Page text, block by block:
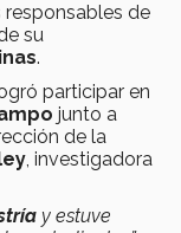
responsables de
su
.
participar en
junto a
de la
, investigadora
y estuve